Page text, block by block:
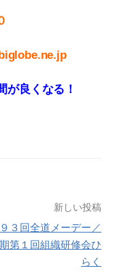
が良くなる！
新しい投稿
３回全道メーデー／
第１回組織研修会ひ
らく